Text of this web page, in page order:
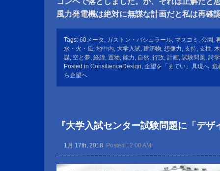
風力発電機は絶対に無謀な計画だと私は再確
Tags: 60メータ , ガストン・バシュラール, マスコミ , 公園 ,
水・火・風, 地中内, 大学入試, 建築物, 想像力, 支持, 支柱,
謀, 空と夢, 経緯, 置物, 能力, 自然, 行政, 計画, 試験問題, 詩学
Posted in ConsilienceDesign, 企望を「までい」具現へ, 危
ら企望へ
『大学入試センター試験問題に「デザ
1月 17th, 2018 Posted 12:00 AM